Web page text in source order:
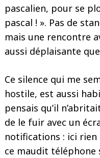
pascalien, pour se
pascal ! ». Pas de
mais une rencontre
aussi déplaisante
Ce silence qui me
hostile, est aussi
pensais qu’il
de le fuir avec un
notifications : ici rien
ce maudit